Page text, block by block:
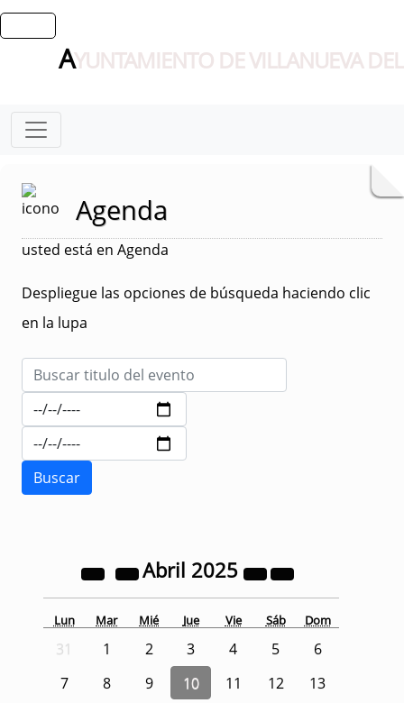
AYUNTAMIENTO DE VILLANUEVA
Agenda
usted está en Agenda
Despliegue las opciones de búsqueda haciendo clic
en la lupa
Abril 2025
Lun Mar Mié Jue Vie Sáb Dom
31 1 2 3 4 5
6
7
8 9 10 11 12
13